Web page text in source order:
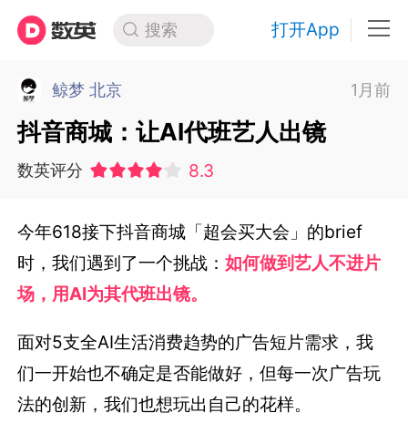
搜索 打开App
鲸梦 北京 1月前
抖音商城：让AI代班艺人出镜
数英评分 8.3
今年618接下抖音商城「超会买大会」的brief
时，我们遇到了一个挑战：如何做到艺人不进片
场，用AI为其代班出镜。
面对5支全AI生活消费趋势的广告短片需求，我
们一开始也不确定是否能做好，但每一次广告玩
法的创新，我们也想玩出自己的花样。